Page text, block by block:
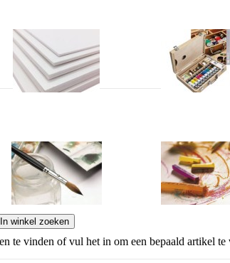
te vinden of vul het in om een bepaald artikel te